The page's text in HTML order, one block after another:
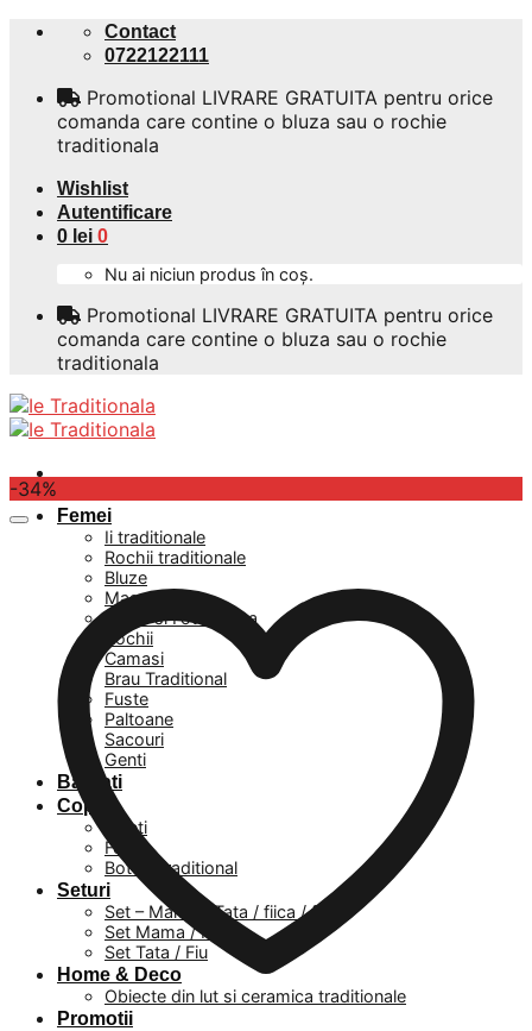
Skip
Contact
0722122111
Promotional LIVRARE GRATUITA pentru orice
comanda care contine o bluza sau o rochie
traditionala
Wishlist
Autentificare
0 lei 0
Nu ai niciun produs în coș.
Promotional LIVRARE GRATUITA pentru orice
comanda care contine o bluza sau o rochie
traditionala
Femei
Ii traditionale
Rochii traditionale
Bluze
Masuri mari
Veste si Fote Dama
Rochii
Camasi
Brau Traditional
Fuste
Paltoane
Sacouri
Genti
Barbati
Copii
Baieti
Fetite
Botez Traditional
Seturi
Set – Mama / Tata / fiica / fiu
Set Mama / Fiica
Set Tata / Fiu
Home & Deco
Obiecte din lut si ceramica traditionale
Promotii
-34%